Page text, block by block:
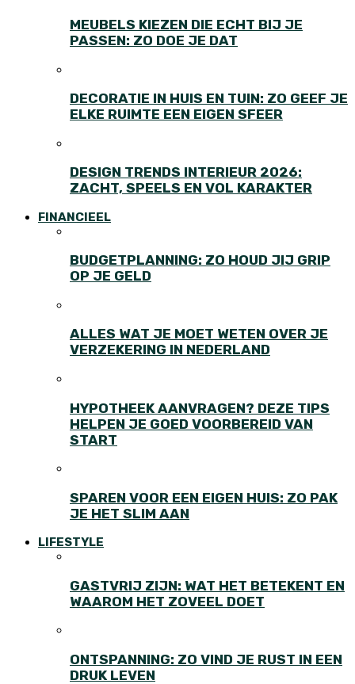
MEUBELS KIEZEN DIE ECHT BIJ JE
PASSEN: ZO DOE JE DAT
DECORATIE IN HUIS EN TUIN: ZO GEEF JE
ELKE RUIMTE EEN EIGEN SFEER
DESIGN TRENDS INTERIEUR 2026:
ZACHT, SPEELS EN VOL KARAKTER
FINANCIEEL
BUDGETPLANNING: ZO HOUD JIJ GRIP
OP JE GELD
ALLES WAT JE MOET WETEN OVER JE
VERZEKERING IN NEDERLAND
HYPOTHEEK AANVRAGEN? DEZE TIPS
HELPEN JE GOED VOORBEREID VAN
START
SPAREN VOOR EEN EIGEN HUIS: ZO PAK
JE HET SLIM AAN
LIFESTYLE
GASTVRIJ ZIJN: WAT HET BETEKENT EN
WAAROM HET ZOVEEL DOET
ONTSPANNING: ZO VIND JE RUST IN EEN
DRUK LEVEN